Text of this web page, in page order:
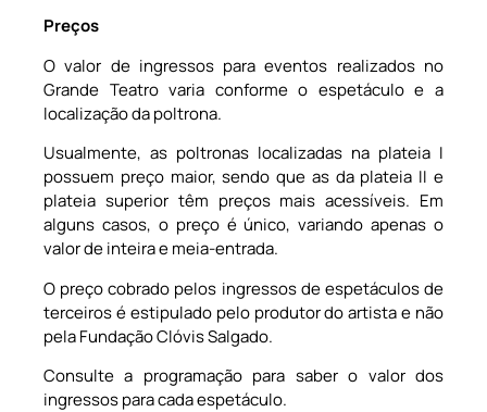
Preços
O valor de ingressos para eventos realizados no
Grande Teatro varia conforme o espetáculo e a
localização da poltrona.
Usualmente, as poltronas localizadas na plateia I
possuem preço maior, sendo que as da plateia II e
plateia superior têm preços mais acessíveis. Em
alguns casos, o preço é único, variando apenas o
valor de inteira e meia-entrada.
O preço cobrado pelos ingressos de espetáculos de
terceiros é estipulado pelo produtor do artista e não
pela Fundação Clóvis Salgado.
Consulte a programação para saber o valor dos
ingressos para cada espetáculo.